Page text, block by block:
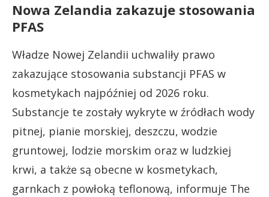
Nowa Zelandia zakazuje stosowania
PFAS
Władze Nowej Zelandii uchwaliły prawo
zakazujące stosowania substancji PFAS w
kosmetykach najpóźniej od 2026 roku.
Substancje te zostały wykryte w źródłach wody
pitnej, pianie morskiej, deszczu, wodzie
gruntowej, lodzie morskim oraz w ludzkiej
krwi, a także są obecne w kosmetykach,
garnkach z powłoką teflonową, informuje The